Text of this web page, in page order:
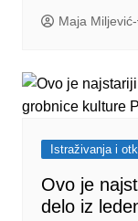
Maja
Istraživanja i
Ovo je
delo iz